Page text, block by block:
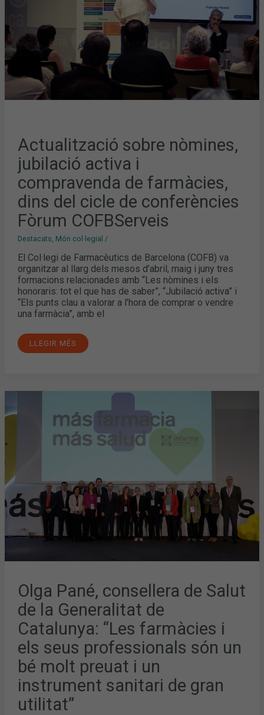
Actualització sobre nòmines,
jubilació activa i
compravenda de farmàcies,
dins del cicle de conferències
Fòrum COFBServeis
Destacats, Món col·legial /
El Col·legi de Farmacèutics de Barcelona (COFB) va
organitzar al llarg dels mesos d’abril, maig i juny tres
formacions relacionades amb “Les nòmines i els
honoraris: tot el que has de saber”, “Jubilació activa” i
“Els punts clau a valorar a l’hora de comprar o vendre
una farmàcia”, amb el
DEL
CICLE
DE
CONFERÈNCIES
FÒRUM
COFBSERVEIS
LLEGIR MÉS
Olga Pané, consellera de Salut
de la Generalitat de
Catalunya: “Les farmàcies i
els seus professionals són un
bé molt preuat i un
instrument sanitari de gran
utilitat”
OLGA
SALUT
GENERALITAT
ELS
SEUS
PROFESSIONALS
SÓN
BÉ
MOLT
UN
DE
GRAN
UTILITAT”